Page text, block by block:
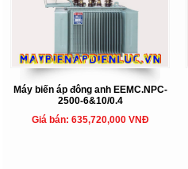
Máy biến áp đông anh EEMC.NPC-
2500-6&10/0.4
Giá bán: 635,720,000 VNĐ